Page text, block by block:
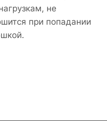
не
при попадании